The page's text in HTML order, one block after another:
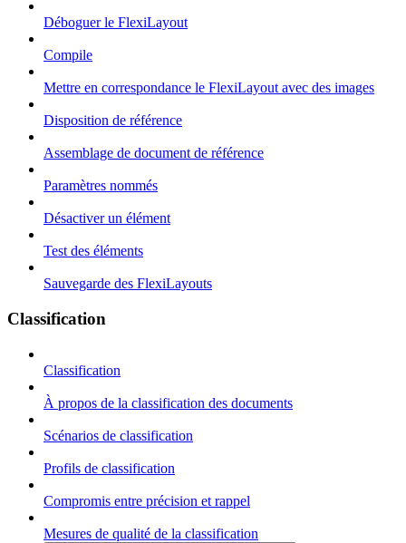
Déboguer le FlexiLayout
Compile
Mettre en correspondance le FlexiLayout avec des images
Disposition de référence
Assemblage de document de référence
Paramètres nommés
Désactiver un élément
Test des éléments
Sauvegarde des FlexiLayouts
Classification
Classification
À propos de la classification des documents
Scénarios de classification
Profils de classification
Compromis entre précision et rappel
Mesures de qualité de la classification